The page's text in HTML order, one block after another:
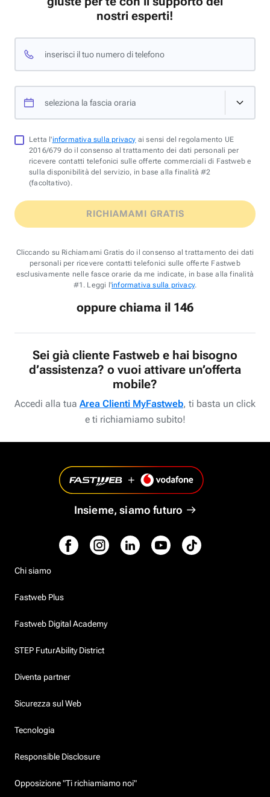
nostri esperti!
inserisci il tuo numero di telefono
seleziona la fascia oraria
Letta l'informativa sulla privacy ai sensi del regolamento UE
2016/679 do il consenso al trattamento dei dati personali per
ricevere contatti telefonici sulle offerte commerciali di Fastweb e
sulla disponibilità del servizio, in base alla finalità #2
(facoltativo).
RICHIAMAMI GRATIS
Cliccando su Richiamami Gratis do il consenso al trattamento dei dati
personali per ricevere contatti telefonici sulle offerte Fastweb
esclusivamente nelle fasce orarie da me indicate, in base alla finalità
#1. Leggi l'informativa sulla privacy.
oppure chiama il 146
Sei già cliente Fastweb e hai bisogno
d’assistenza? o vuoi attivare un’offerta
mobile?
Accedi alla tua Area Clienti MyFastweb, ti basta un click
e ti richiamiamo subito!
Insieme, siamo futuro
Chi siamo
Fastweb Plus
Fastweb Digital Academy
STEP FuturAbility District
Diventa partner
Sicurezza sul Web
Tecnologia
Responsible Disclosure
Opposizione "Ti richiamiamo noi"